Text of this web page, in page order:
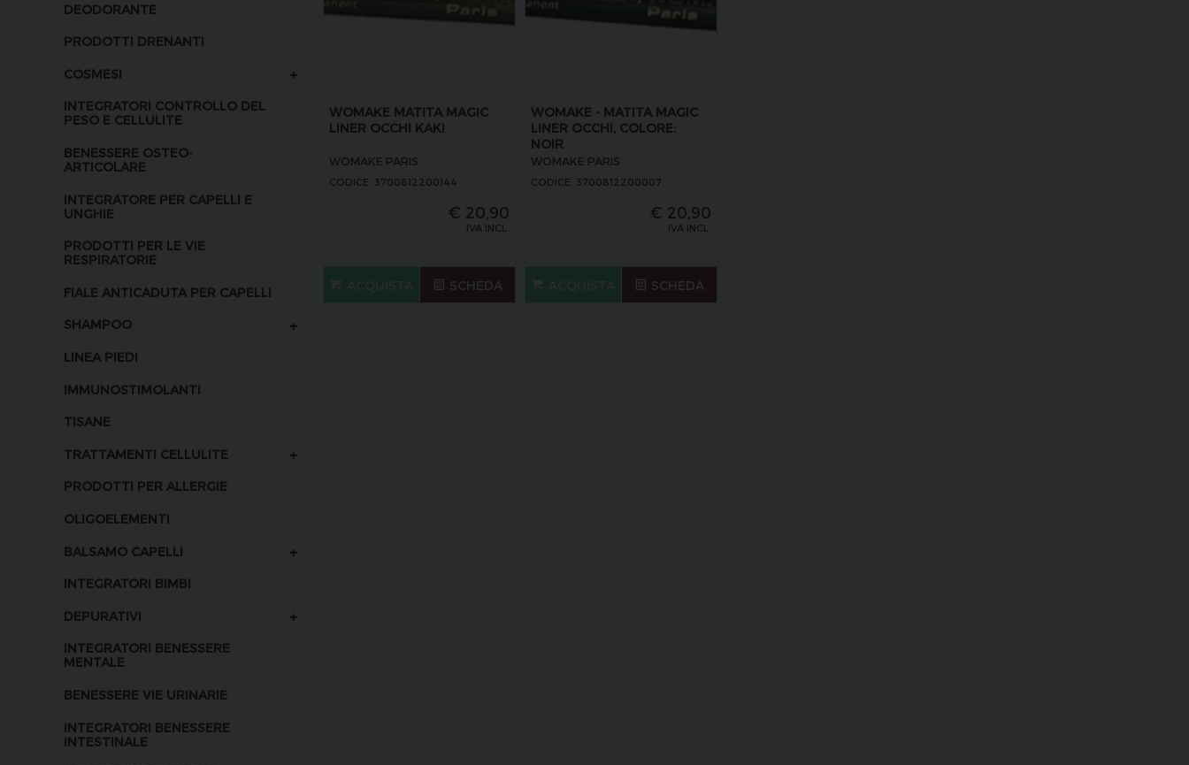
DEODORANTE
PRODOTTI DRENANTI
COSMESI +
INTEGRATORI CONTROLLO DEL
PESO E CELLULITE
BENESSERE OSTEO-
ARTICOLARE
INTEGRATORE PER CAPELLI E
UNGHIE
PRODOTTI PER LE VIE
RESPIRATORIE
FIALE ANTICADUTA PER CAPELLI
SHAMPOO +
LINEA PIEDI
IMMUNOSTIMOLANTI
TISANE
TRATTAMENTI CELLULITE +
PRODOTTI PER ALLERGIE
OLIGOELEMENTI
BALSAMO CAPELLI +
INTEGRATORI BIMBI
DEPURATIVI +
INTEGRATORI BENESSERE
MENTALE
BENESSERE VIE URINARIE
INTEGRATORI BENESSERE
INTESTINALE
WOMAKE MATITA MAGIC
LINER OCCHI KAKI
WOMAKE PARIS
CODICE: 3700812200144
€ 20,90
IVA INCL.
SCHEDA
WOMAKE - MATITA MAGIC
LINER OCCHI, COLORE:
NOIR
WOMAKE PARIS
CODICE: 3700812200007
€ 20,90
IVA INCL.
SCHEDA